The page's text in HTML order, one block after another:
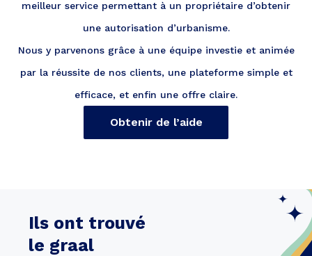
meilleur service permettant à un propriétaire d’obtenir
une autorisation d’urbanisme.
Nous y parvenons grâce à une équipe investie et animée
par la réussite de nos clients, une plateforme simple et
efficace, et enfin une offre claire.
Obtenir de l’aide
Ils ont trouvé
le graal